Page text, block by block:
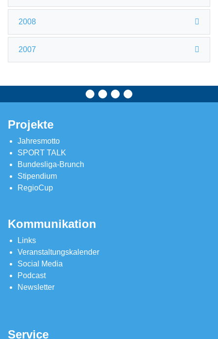
2008
2007
Projekte
Jahresmotto
SPORT TALK
Bundesliga-Brunch
Stipendium
RegioCup
Kommunikation
Links
Veranstaltungskalender
Social Media
Podcast
Newsletter
Service